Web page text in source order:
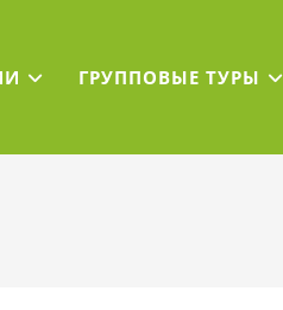
ГРУППОВЫЕ ТУРЫ